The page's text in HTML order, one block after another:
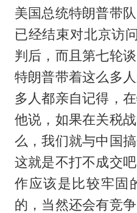
美国总统特朗普带
已经结束对北京访
判后，而且第七轮
特朗普带着这么多
多人都亲自记得，
他说，如果在关税
么，我们就与中国
这就是不打不成交
作应该是比较牢固
的，当然还会有竞